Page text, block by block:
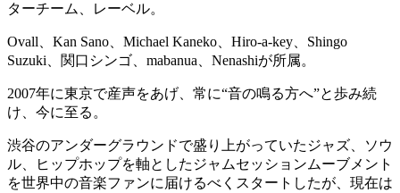
ターチーム、レーベル。
Ovall、Kan Sano、Michael Kaneko、Hiro-a-key、Shingo
Suzuki、関口シンゴ、mabanua、Nenashiが所属。
2007年に東京で産声をあげ、常に“音の鳴る方へ”と歩み続
け、今に至る。
渋谷のアンダーグラウンドで盛り上がっていたジャズ、ソウ
ル、ヒップホップを軸としたジャムセッションムーブメント
を世界中の音楽ファンに届けるべくスタートしたが、現在は